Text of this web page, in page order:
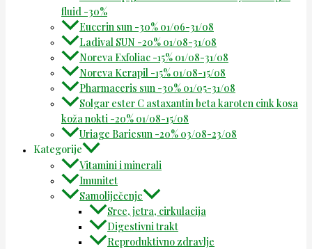
fluid -30%
Eucerin sun -30% 01/06-31/08
Ladival SUN -20% 01/08-31/08
Noreva Exfoliac -15% 01/08-31/08
Noreva Kerapil -15% 01/08-15/08
Pharmaceris sun -30% 01/05-31/08
Solgar ester C astaxantin beta karoten cink kosa
koža nokti -20% 01/08-15/08
Uriage Bariesun -20% 03/08-23/08
Kategorije
Vitamini i minerali
Imunitet
Samoliječenje
Srce, jetra, cirkulacija
Digestivni trakt
Reproduktivno zdravlje